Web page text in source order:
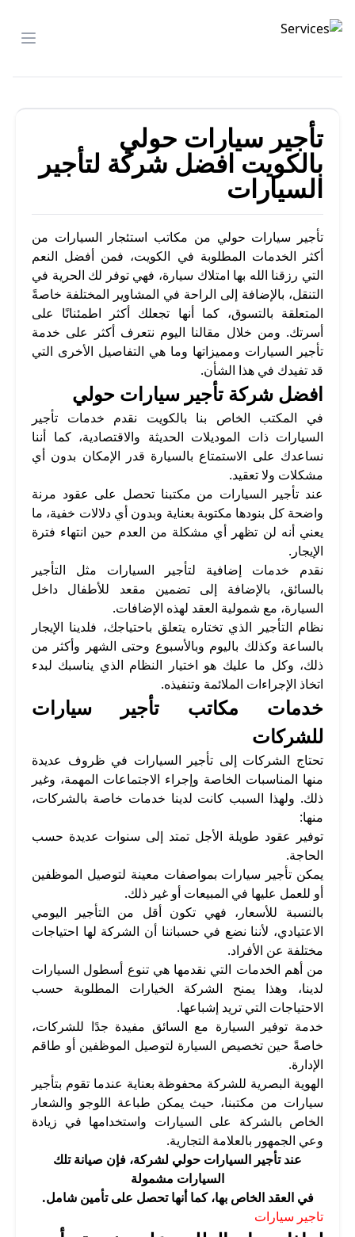
تأجير السيارات
تأجير سيارات حولي
بالكويت افضل شركة لتأجير
السيارات
تأجير سيارات حولي من مكاتب استئجار السيارات من
أكثر الخدمات المطلوبة في الكويت، فمن أفضل النعم
التي رزقنا الله بها امتلاك سيارة، فهي توفر لك الحرية في
التنقل، بالإضافة إلى الراحة في المشاوير المختلفة خاصةً
المتعلقة بالتسوق، كما أنها تجعلك أكثر اطمئنانًا على
أسرتك. ومن خلال مقالنا اليوم نتعرف أكثر على خدمة
تأجير السيارات ومميزاتها وما هي التفاصيل الأخرى التي
قد تفيدك في هذا الشأن.
افضل شركة تأجير سيارات حولي
في المكتب الخاص بنا بالكويت نقدم خدمات تأجير
السيارات ذات الموديلات الحديثة والاقتصادية، كما أننا
نساعدك على الاستمتاع بالسيارة قدر الإمكان بدون أي
مشكلات ولا تعقيد.
عند تأجير السيارات من مكتبنا تحصل على عقود مرنة
واضحة كل بنودها مكتوبة بعناية وبدون أي دلالات خفية، ما
يعني أنه لن تظهر أي مشكلة من العدم حين انتهاء فترة
الإيجار.
نقدم خدمات إضافية لتأجير السيارات مثل التأجير
بالسائق، بالإضافة إلى تضمين مقعد للأطفال داخل
السيارة، مع شمولية العقد لهذه الإضافات.
نظام التأجير الذي تختاره يتعلق باحتياجك، فلدينا الإيجار
بالساعة وكذلك باليوم وبالأسبوع وحتى الشهر وأكثر من
ذلك، وكل ما عليك هو اختيار النظام الذي يناسبك لبدء
اتخاذ الإجراءات الملائمة وتنفيذه.
خدمات مكاتب تأجير سيارات
للشركات
تحتاج الشركات إلى تأجير السيارات في ظروف عديدة
منها المناسبات الخاصة وإجراء الاجتماعات المهمة، وغير
ذلك. ولهذا السبب كانت لدينا خدمات خاصة بالشركات،
منها:
توفير عقود طويلة الأجل تمتد إلى سنوات عديدة حسب
الحاجة.
يمكن تأجير سيارات بمواصفات معينة لتوصيل الموظفين
أو للعمل عليها في المبيعات أو غير ذلك.
بالنسبة للأسعار، فهي تكون أقل من التأجير اليومي
الاعتيادي، لأننا نضع في حسباننا أن الشركة لها احتياجات
مختلفة عن الأفراد.
من أهم الخدمات التي نقدمها هي تنوع أسطول السيارات
لدينا، وهذا يمنح الشركة الخيارات المطلوبة حسب
الاحتياجات التي تريد إشباعها.
خدمة توفير السيارة مع السائق مفيدة جدًا للشركات،
خاصةً حين تخصيص السيارة لتوصيل الموظفين أو طاقم
الإدارة.
الهوية البصرية للشركة محفوظة بعناية عندما تقوم بتأجير
سيارات من مكتبنا، حيث يمكن طباعة اللوجو والشعار
الخاص بالشركة على السيارات واستخدامها في زيادة
وعي الجمهور بالعلامة التجارية.
عند تأجير السيارات حولي لشركة، فإن صيانة تلك
السيارات مشمولة
في العقد الخاص بها، كما أنها تحصل على تأمين شامل.
تاجير سيارات